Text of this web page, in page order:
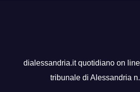
dialessandria.it quotidiano on
tribunale di Alessandria